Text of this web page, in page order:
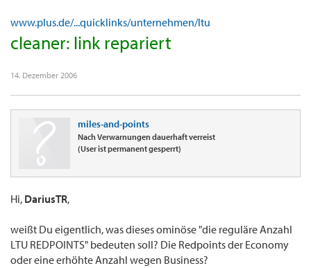
www.plus.de/...quicklinks/unternehmen/ltu
cleaner: link repariert
14. Dezember 2006
miles-and-points
Nach Verwarnungen dauerhaft verreist
(User ist permanent gesperrt)
Hi, DariusTR,
weißt Du eigentlich, was dieses ominöse "die reguläre Anzahl
LTU REDPOINTS" bedeuten soll? Die Redpoints der Economy
oder eine erhöhte Anzahl wegen Business?